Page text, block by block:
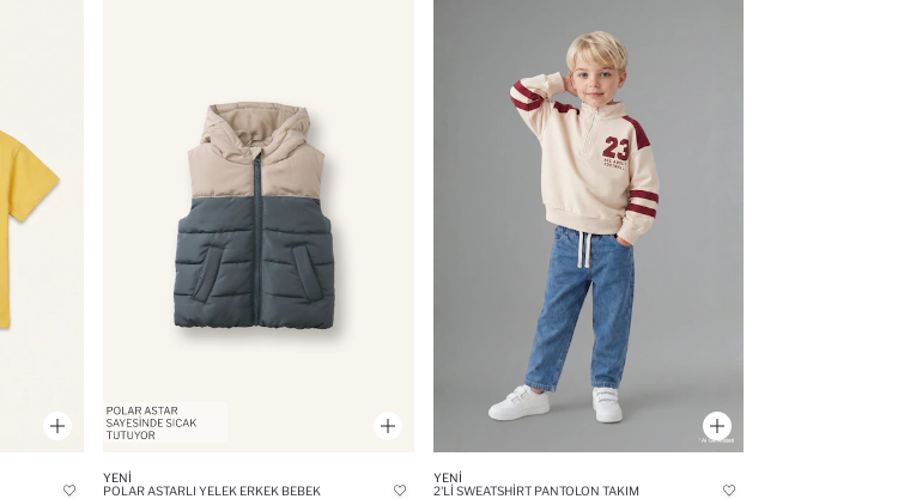
YENI
POLAR ASTARLI YELEK ERKEK BEBEK
YENI
2'LI SWEATSHIRT PANTOLON TAKIM